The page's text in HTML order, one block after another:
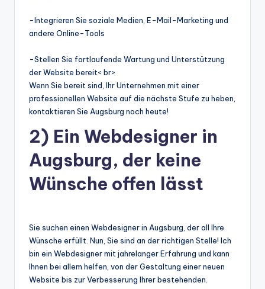
-Integrieren Sie soziale Medien, E-Mail-Marketing und
andere Online-Tools
-Stellen Sie fortlaufende Wartung und Unterstützung
der Website bereit< br>
Wenn Sie bereit sind, Ihr Unternehmen mit einer
professionellen Website auf die nächste Stufe zu heben,
kontaktieren Sie Augsburg noch heute!
2) Ein Webdesigner in
Augsburg, der keine
Wünsche offen lässt
Sie suchen einen Webdesigner in Augsburg, der all Ihre
Wünsche erfüllt. Nun, Sie sind an der richtigen Stelle! Ich
bin ein Webdesigner mit jahrelanger Erfahrung und kann
Ihnen bei allem helfen, von der Gestaltung einer neuen
Website bis zur Verbesserung Ihrer bestehenden.